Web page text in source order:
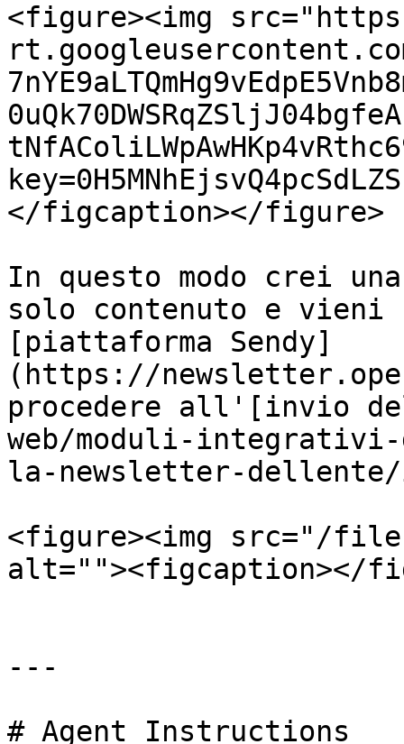
<figure><img
</figcaption></figure>
In questo modo crei
solo contenuto e vieni
[piattaforma Sendy]
(https://
procedere all'[invio
web/moduli-
la-newsletter-
<figure><img src="/files/
alt=""><figcaption></
---
# Agent Instructions